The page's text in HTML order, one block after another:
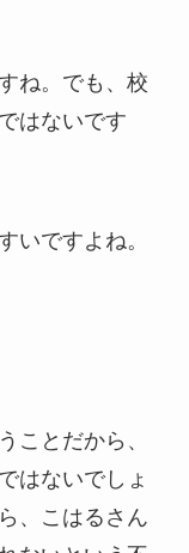
ね。でも、校
はないです
いですよね。
ことだから、
はないでしょ
、こはるさん